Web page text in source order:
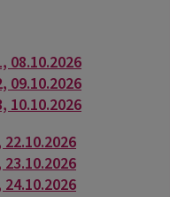
08.10.2026
09.10.2026
10.10.2026